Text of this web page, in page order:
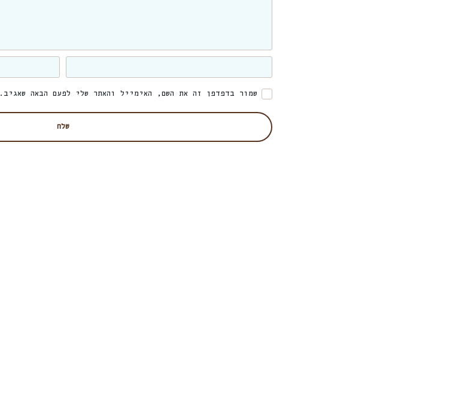
שמור בדפדפן זה את השם, האימייל והאתר שלי לפעם הבאה שאגיב.